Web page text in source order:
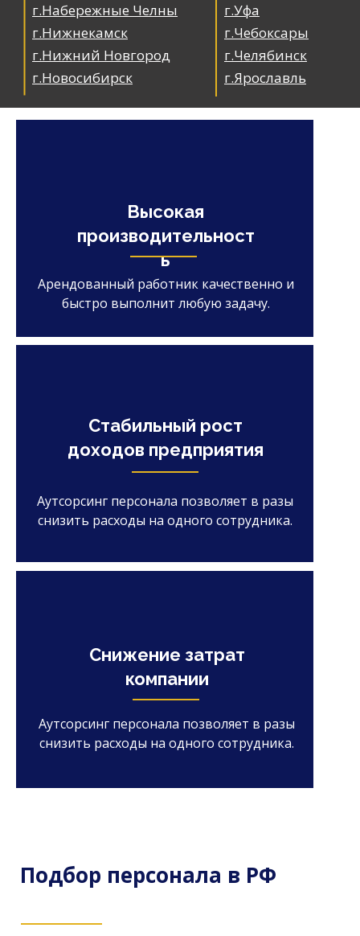
г.Уфа
г.Чебоксары
г.Челябинск
г.Ярославль
г.Набережные Челны
г.Нижнекамск
г.Нижний Новгород
г.Новосибирск
Снижение затрат
компании
Аутсорсинг персонала позволяет в разы
снизить расходы на одного сотрудника.
Высокая
производительност
ь
Арендованный работник качественно и
быстро выполнит любую задачу.
Стабильный рост
доходов предприятия
Аутсорсинг персонала позволяет в разы
снизить расходы на одного сотрудника.
Подбор персонала в РФ